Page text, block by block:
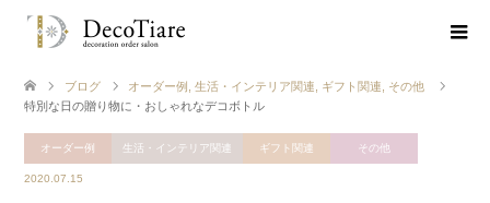
ブログ オーダー例 生活・インテリア関連 ギフト関連
その他
特別な日の贈り物に・おしゃれなデコボトル
オーダー例 生活・インテリア関連 ギフト関連 その他
2020.07.15